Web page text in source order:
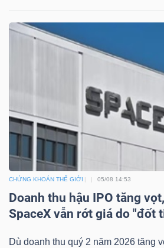
CHỨNG KHOÁN THẾ GIỚI 05/08 14:53
Doanh thu hậu IPO tăng
SpaceX vẫn rớt giá do "đốt
Dù doanh thu quý 2 năm 2026 tăng
đầu
Truyền
thông
tài